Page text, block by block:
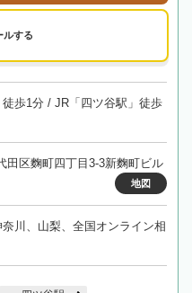
ルする
歩1分 / JR「四ツ谷駅」徒歩
田区麴町四丁目3-3新麴町ビル
地図
川、山梨、全国オンライン相